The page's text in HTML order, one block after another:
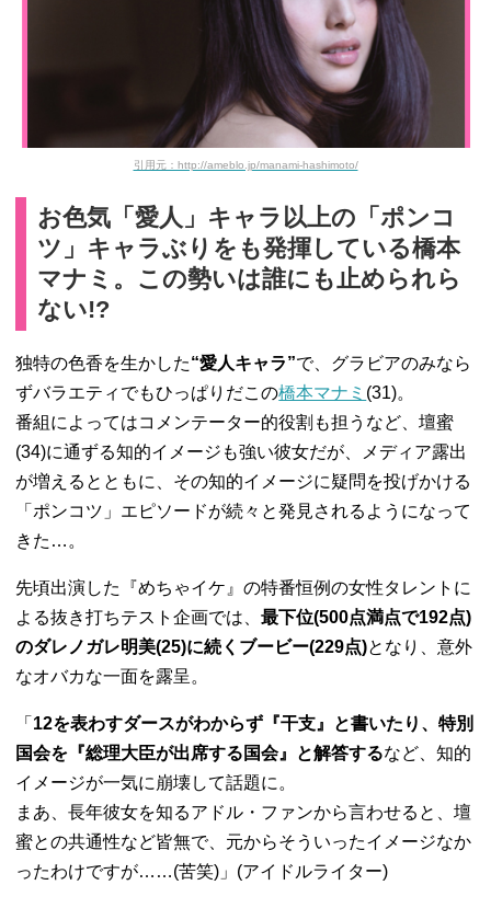
引用元：http://ameblo.jp/manami-hashimoto/
お色気「愛人」キャラ以上の「ポンコ
ツ」キャラぶりをも発揮している橋本
マナミ。この勢いは誰にも止められら
ない!?
独特の色香を生かした“愛人キャラ”で、グラビアのみなら
ずバラエティでもひっぱりだこの橋本マナミ (31)。
番組によってはコメンテーター的役割も担うなど、壇蜜
(34)に通ずる知的イメージも強い彼女だが、メディア露出
が増えるとともに、その知的イメージに疑問を投げかける
「ポンコツ」エピソードが続々と発見されるようになって
きた…。
先頃出演した『めちゃイケ』の特番恒例の女性タレントに
よる抜き打ちテスト企画では、最下位(500点満点で192点)
のダレノガレ明美(25)に続くブービー(229点)となり、意外
なオバカな一面を露呈。
「 12を表わすダースがわからず『干支』と書いたり、特別
国会を『総理大臣が出席する国会』と解答するなど、知的
イメージが一気に崩壊して話題に。
まあ、長年彼女を知るアドル・ファンから言わせると、壇
蜜との共通性など皆無で、元からそういったイメージなか
ったわけですが……(苦笑)」(アイドルライター)